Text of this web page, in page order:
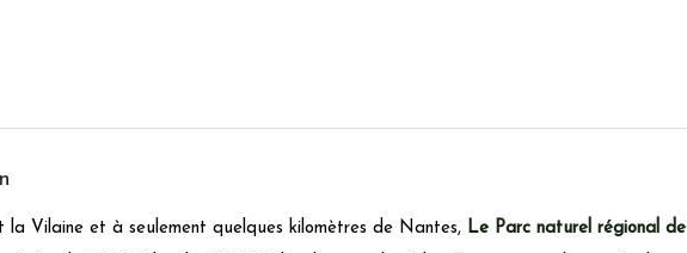
la Vilaine et à seulement quelques kilomètres de Nantes, Le Parc naturel régional de